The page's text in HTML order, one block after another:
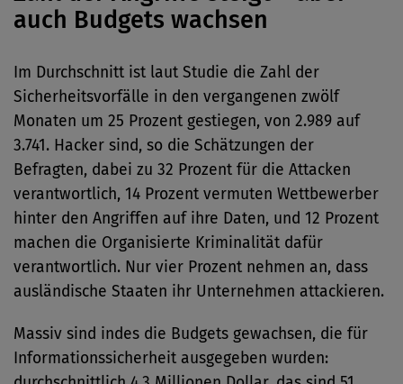
auch Budgets wachsen
Im Durchschnitt ist laut Studie die Zahl der
Sicherheitsvorfälle in den vergangenen zwölf
Monaten um 25 Prozent gestiegen, von 2.989 auf
3.741. Hacker sind, so die Schätzungen der
Befragten, dabei zu 32 Prozent für die Attacken
verantwortlich, 14 Prozent vermuten Wettbewerber
hinter den Angriffen auf ihre Daten, und 12 Prozent
machen die Organisierte Kriminalität dafür
verantwortlich. Nur vier Prozent nehmen an, dass
ausländische Staaten ihr Unternehmen attackieren.
Massiv sind indes die Budgets gewachsen, die für
Informationssicherheit ausgegeben wurden: